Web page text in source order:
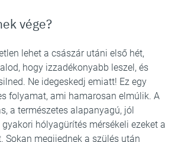
vége?
lehet a császár utáni első hét,
hogy izzadékonyabb leszel, és
Ne idegeskedj emiatt! Ez egy
folyamat, ami hamarosan elmúlik. A
a természetes alapanyagú, jól
hólyagürítés mérsékeli ezeket a
Sokan megijednek a szülés után